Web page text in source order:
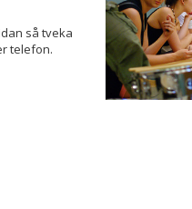
så tveka
telefon.